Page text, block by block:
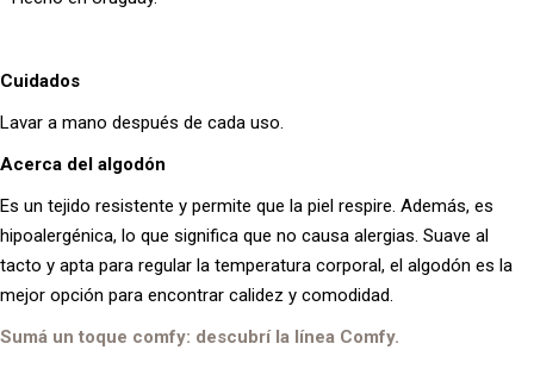
Cuidados
Lavar a mano después de cada uso.
Acerca del algodón
Es un tejido resistente y permite que la piel respire. Además, es
hipoalergénica, lo que significa que no causa alergias. Suave al
tacto y apta para regular la temperatura corporal, el algodón es la
mejor opción para encontrar calidez y comodidad.
Sumá un toque comfy: descubrí la línea Comfy.